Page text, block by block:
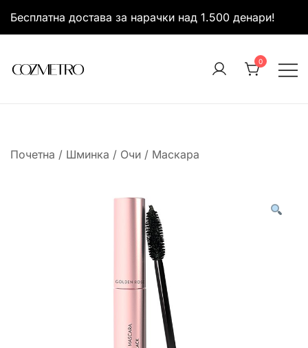
Бесплатна достава за нарачки над 1.500 денари!
0
Почетна / Шминка / Очи / Маскара